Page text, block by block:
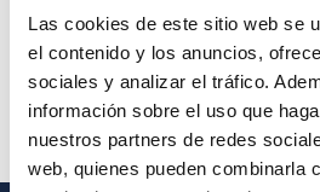
Las cookies de este sitio web se
el contenido y los anuncios,
sociales y analizar el tráfico.
información sobre el uso que
nuestros partners de redes
web, quienes pueden combinarla